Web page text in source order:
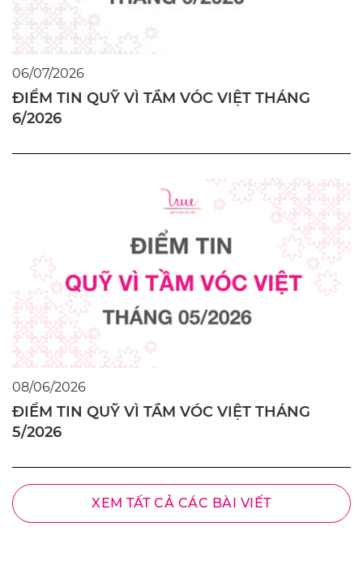
06/07/2026
ĐIỂM TIN QUỸ VÌ TẦM VÓC VIỆT THÁNG
6/2026
08/06/2026
ĐIỂM TIN QUỸ VÌ TẦM VÓC VIỆT THÁNG
5/2026
XEM TẤT CẢ CÁC BÀI VIẾT